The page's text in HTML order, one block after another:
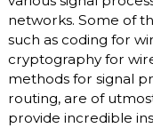
networks. Some of
such as coding for
cryptography for
methods for signal
routing, are of
provide incredible